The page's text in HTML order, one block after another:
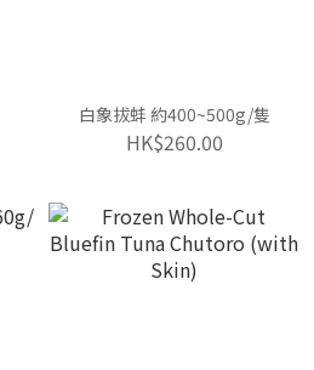
白象拔蚌 約400~500g/隻
HK$260.00